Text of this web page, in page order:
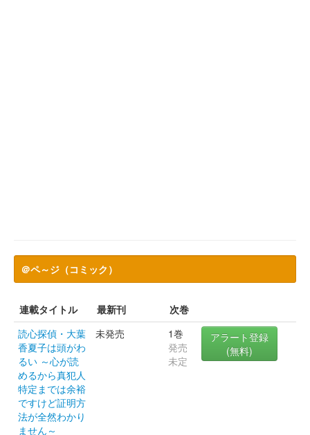
＠ペ～ジ（コミック）
連載タイトル 最新刊
次巻
読心探偵・大葉
香夏子は頭がわ
るい ～心が読
めるから真犯人
特定までは余裕
ですけど証明方
法が全然わかり
ません～
未発売
1巻
発売
未定
アラート登録
(無料)